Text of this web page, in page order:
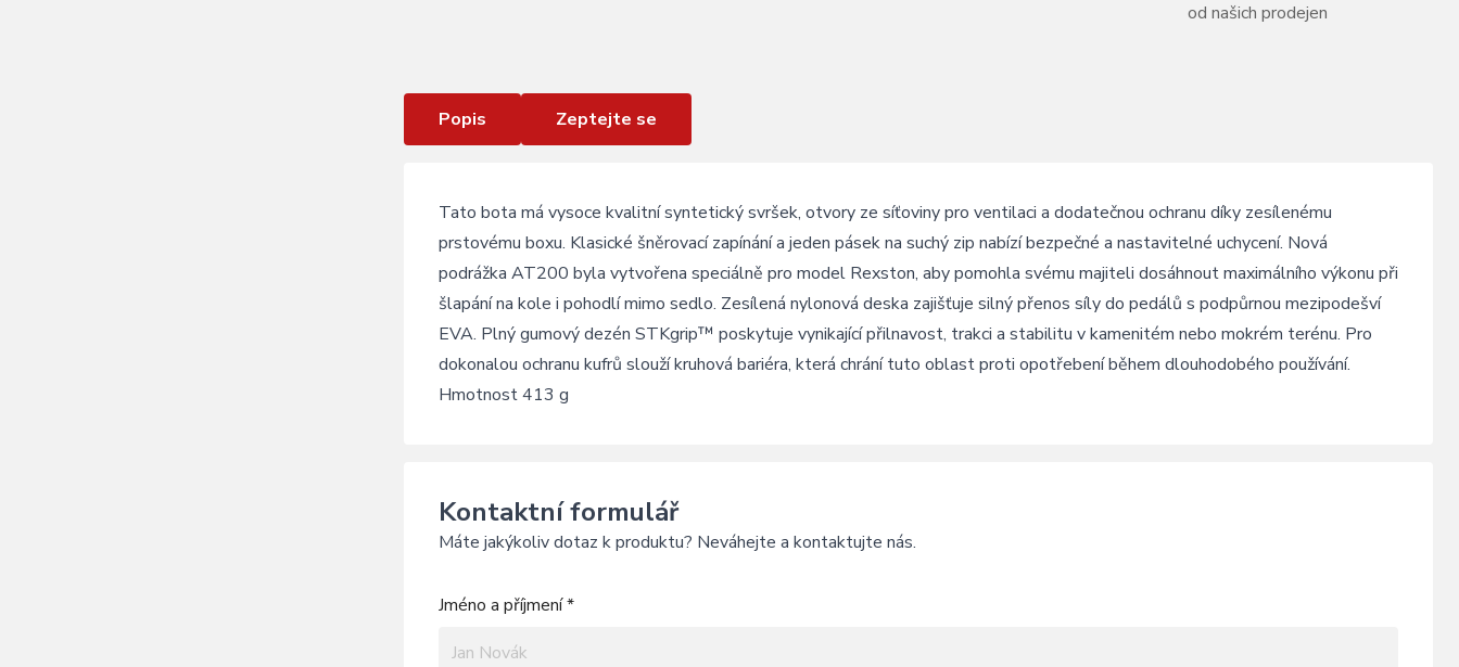
od našich prodejen
Popis Zeptejte se
Tato bota má vysoce kvalitní syntetický svršek, otvory ze síťoviny pro ventilaci a dodatečnou ochranu díky zesílenému
prstovému boxu. Klasické šněrovací zapínání a jeden pásek na suchý zip nabízí bezpečné a nastavitelné uchycení. Nová
podrážka AT200 byla vytvořena speciálně pro model Rexston, aby pomohla svému majiteli dosáhnout maximálního výkonu při
šlapání na kole i pohodlí mimo sedlo. Zesílená nylonová deska zajišťuje silný přenos síly do pedálů s podpůrnou mezipodešví
EVA. Plný gumový dezén STKgrip™ poskytuje vynikající přilnavost, trakci a stabilitu v kamenitém nebo mokrém terénu. Pro
dokonalou ochranu kufrů slouží kruhová bariéra, která chrání tuto oblast proti opotřebení během dlouhodobého používání.
Hmotnost 413 g
Kontaktní formulář
Máte jakýkoliv dotaz k produktu? Neváhejte a kontaktujte nás.
Jméno a příjmení *